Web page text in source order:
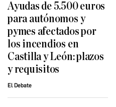
Ayudas de 5.500 euros
para autónomos y
pymes afectados por
los incendios en
Castilla y León: plazos
y requisitos
El Debate